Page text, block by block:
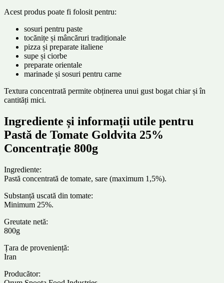
Acest produs poate fi folosit pentru:
sosuri pentru paste
tocănițe și mâncăruri tradiționale
pizza și preparate italiene
supe și ciorbe
preparate orientale
marinade și sosuri pentru carne
Textura concentrată permite obținerea unui gust bogat chiar și în
cantități mici.
Ingrediente și informații utile pentru
Pastă de Tomate Goldvita 25%
Concentrație 800g
Ingrediente:
Pastă concentrată de tomate, sare (maximum 1,5%).
Substanță uscată din tomate:
Minimum 25%.
Greutate netă:
800g
Țara de proveniență:
Iran
Producător: